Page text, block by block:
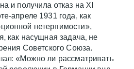
и получила отказ на XI
апреле 1931 года, как
нетерпимости»,
как насущная задача, не
Советского Союза.
«Можно ли рассматривать